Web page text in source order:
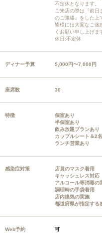
不定休となります。
ご来店の際は『前日
のご連絡』をした上
皆様には大変なご迷
くお願い申し上げま
休日:不定休
ディナー予算 5,000円〜7,000円
座席数 30
特徴
個室あり
半個室あり
飲み放題プランあり
カップルシート＆2
ランチ営業あり
感染症対策
店員のマスク着用
キャッシュレス対応
アルコール等消毒の
調理時の手袋着用
店内換気の実施
都道府県が指定する
Web予約 可